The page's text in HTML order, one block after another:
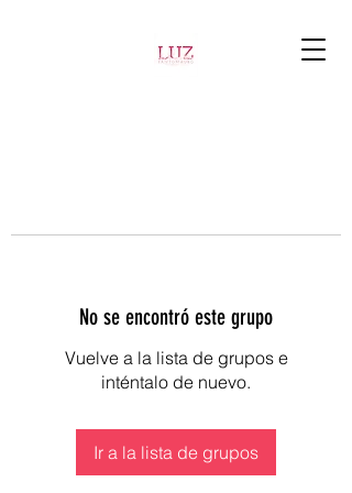
No se encontró este grupo
Vuelve a la lista de grupos e
inténtalo de nuevo.
Ir a la lista de grupos